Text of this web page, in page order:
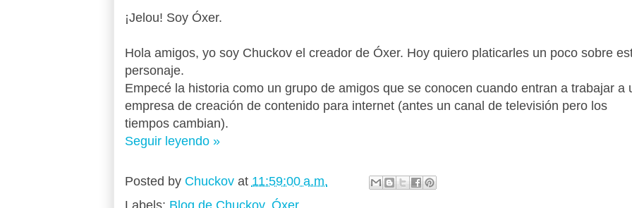
¡Jelou! Soy Óxer.
Hola amigos, yo soy Chuckov el creador de Óxer. Hoy quiero platicarles un poco sobre
personaje.
Empecé la historia como un grupo de amigos que se conocen cuando entran a trabajar a
empresa de creación de contenido para internet (antes un canal de televisión pero los
tiempos cambian).
Seguir leyendo »
Posted by Chuckov at 11:59:00 a.m.